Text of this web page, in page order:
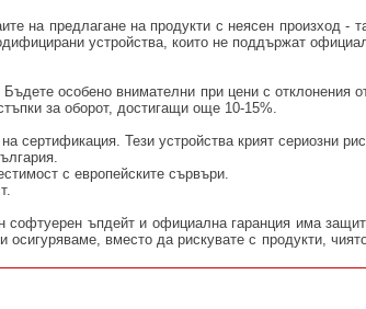
на предлагане на продукти с неясен произход -
устройства, които не поддържат
особено внимателни при цени с отклонения
за оборот, достигащи още 10-15%.
сертификация. Тези устройства крият сериозни
с европейските сървъри.
софтуерен ъпдейт и официална гаранция има
осигуряваме, вместо да рискувате с продукти,